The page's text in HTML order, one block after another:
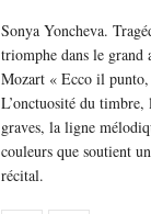
Sonya Yoncheva.
triomphe dans le
Mozart « Ecco il
L’onctuosité du
graves, la ligne
couleurs que soutient
récital.